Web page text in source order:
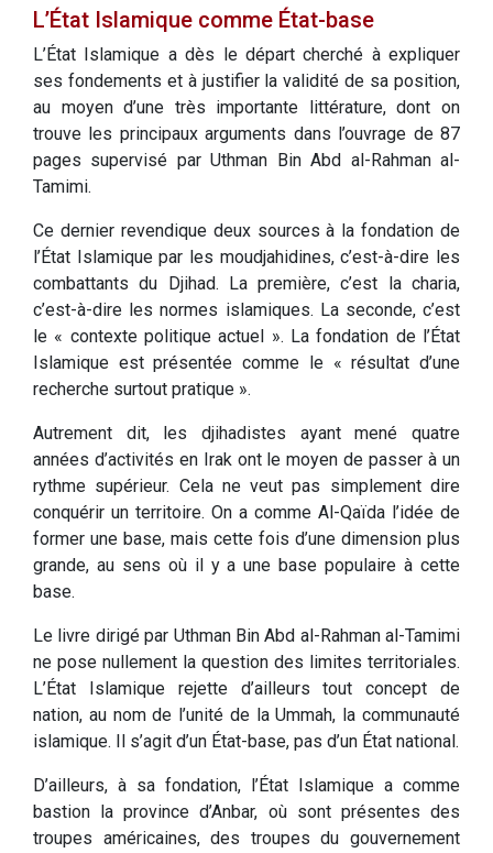
L’État Islamique comme État-base
L’État Islamique a dès le départ cherché à expliquer
ses fondements et à justifier la validité de sa position,
au moyen d’une très importante littérature, dont on
trouve les principaux arguments dans l’ouvrage de 87
pages supervisé par Uthman Bin Abd al-Rahman al-
Tamimi.
Ce dernier revendique deux sources à la fondation de
l’État Islamique par les moudjahidines, c’est-à-dire les
combattants du Djihad. La première, c’est la charia,
c’est-à-dire les normes islamiques. La seconde, c’est
le « contexte politique actuel ». La fondation de l’État
Islamique est présentée comme le « résultat d’une
recherche surtout pratique ».
Autrement dit, les djihadistes ayant mené quatre
années d’activités en Irak ont le moyen de passer à un
rythme supérieur. Cela ne veut pas simplement dire
conquérir un territoire. On a comme Al-Qaïda l’idée de
former une base, mais cette fois d’une dimension plus
grande, au sens où il y a une base populaire à cette
base.
Le livre dirigé par Uthman Bin Abd al-Rahman al-Tamimi
ne pose nullement la question des limites territoriales.
L’État Islamique rejette d’ailleurs tout concept de
nation, au nom de l’unité de la Ummah, la communauté
islamique. Il s’agit d’un État-base, pas d’un État national.
D’ailleurs, à sa fondation, l’État Islamique a comme
bastion la province d’Anbar, où sont présentes des
troupes américaines, des troupes du gouvernement